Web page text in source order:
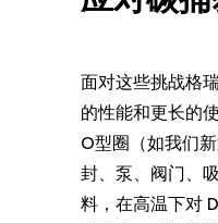
面对这些挑战格
的性能和更长的
O型圈（如我们
封、泵、阀门、
料，在高温下对